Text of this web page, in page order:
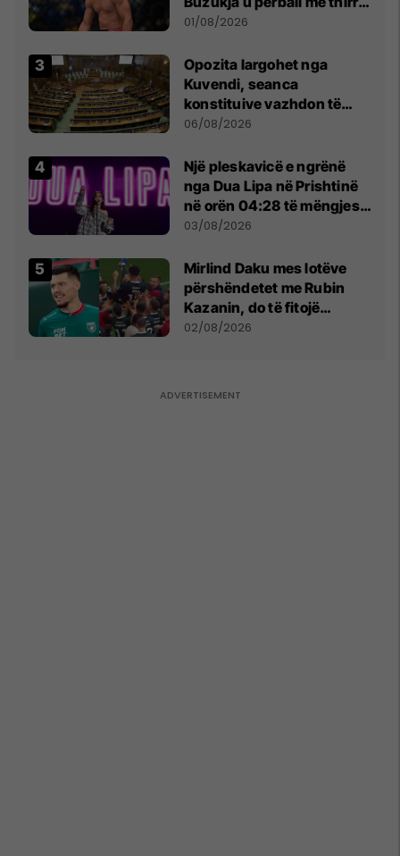
anti-shqiptare nga
01/08/2026
Opozita largohet nga
Kuvendi, seanca
konstituive vazhdon të
shtunën në orën 11:00
06/08/2026
Një pleskavicë e ngrënë
nga Dua Lipa në Prishtinë
në orën 04:28 të mëngjesit
- dhe bota digjitale serbe
03/08/2026
Mirlind Daku mes lotëve
përshëndetet me Rubin
Kazanin, do të fitojë
miliona te Spartak Moska
02/08/2026